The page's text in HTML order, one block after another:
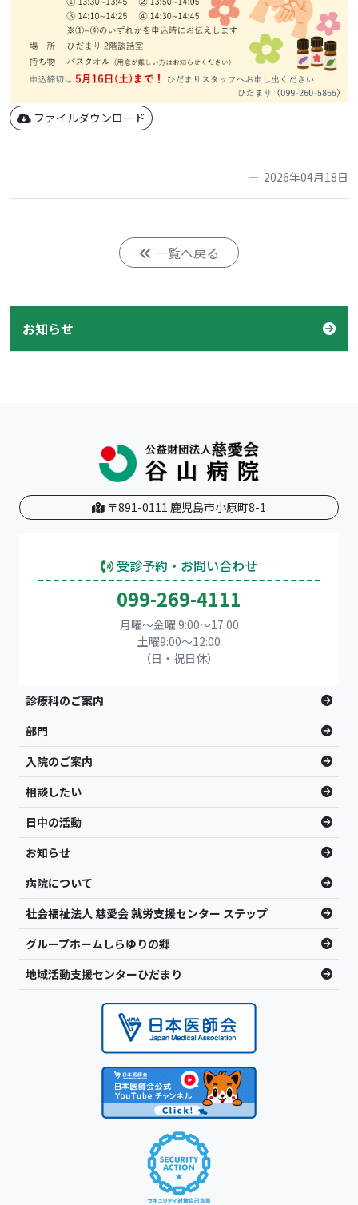
ファイルダウンロード
2026年04月18日
一覧へ戻る
お知らせ
〒891-0111 鹿児島市小原町8-1
受診予約・お問い合わせ
099-269-4111
月曜～金曜 9:00～17:00
土曜9:00〜12:00
（日・祝日休）
診療科のご案内
部門
入院のご案内
相談したい
日中の活動
お知らせ
病院について
社会福祉法人 慈愛会 就労支援センター ステップ
グループホームしらゆりの郷
地域活動支援センターひだまり